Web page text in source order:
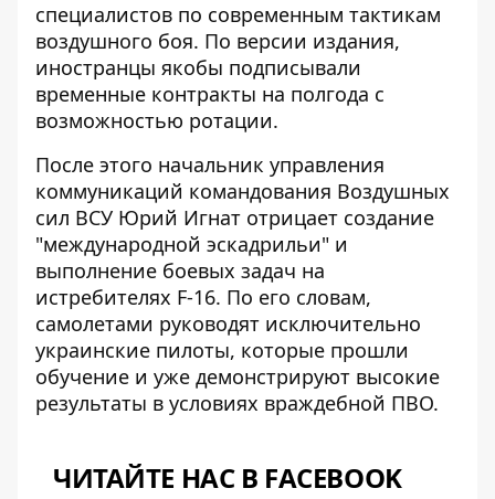
специалистов по современным тактикам
воздушного боя. По версии издания,
иностранцы якобы подписывали
временные контракты на полгода с
возможностью ротации.
После этого начальник управления
коммуникаций командования Воздушных
сил ВСУ Юрий Игнат отрицает создание
"международной эскадрильи" и
выполнение боевых задач на
истребителях F-16. По его словам,
самолетами руководят исключительно
украинские пилоты, которые прошли
обучение и уже демонстрируют высокие
результаты в условиях враждебной ПВО.
ЧИТАЙТЕ НАС В FACEBOOK